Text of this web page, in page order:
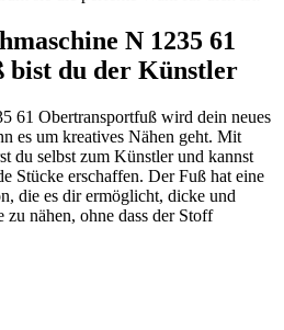
N 1235 61
bist du der Künstler
61 Obertransportfuß wird dein neues
es um kreatives Nähen geht. Mit
du selbst zum Künstler und kannst
Stücke erschaffen. Der Fuß hat eine
die es dir ermöglicht, dicke und
zu nähen, ohne dass der Stoff